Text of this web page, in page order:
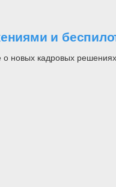
и
новых кадровых